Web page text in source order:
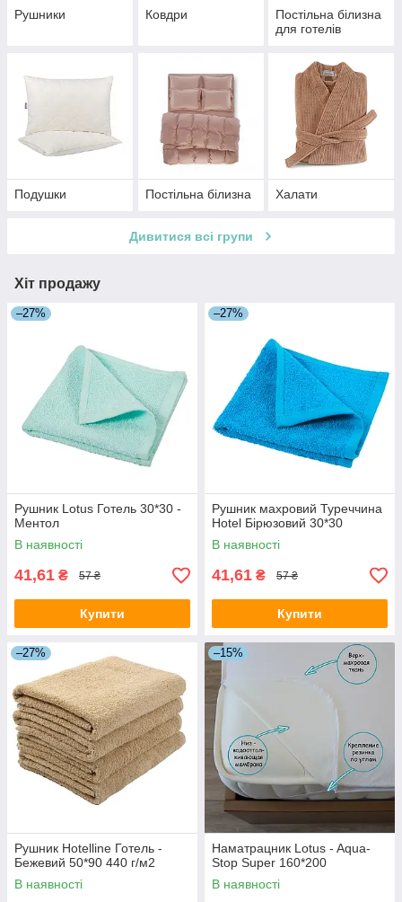
Рушники Ковдри
Постільна білизна
для готелів
Подушки Постільна білизна Халати
Дивитися всі групи
Хіт продажу
–27%
Рушник Lotus Готель 30*30 -
Ментол
В наявності
41,61 ₴ 57 ₴
Купити
–27%
Рушник махровий Туреччина
Hotel Бірюзовий 30*30
В наявності
41,61 ₴ 57 ₴
Купити
–27%
Рушник Hotelline Готель -
Бежевий 50*90 440 г/м2
В наявності
–15%
Наматрацник Lotus - Aqua-
Stop Super 160*200
В наявності